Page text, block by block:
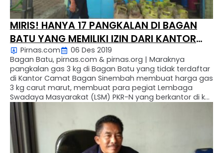
MIRIS! HANYA 17 PANGKALAN DI BAGAN
BATU YANG MEMILIKI IZIN DARI KANTOR
CAMAT, SELEBIHNYA DIDUGA ILEGAL.
Pirnas.com
06 Des 2019
Bagan Batu, pirnas.com & pirnas.org | Maraknya
pangkalan gas 3 kg di Bagan Batu yang tidak terdaftar
di Kantor Camat Bagan Sinembah membuat harga gas
3 kg carut marut, membuat para pegiat Lembaga
Swadaya Masyarakat (LSM) PKR-N yang berkantor di km
4. Bagan Batu Kecamatan Bagan Sinembah Kabupaten
Rokan Hilir, meminta rekomendasi dari Kantor Camat …